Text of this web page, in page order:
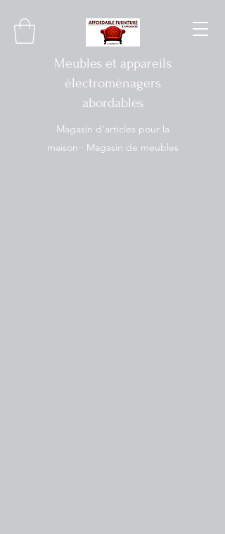
Meubles et appareils
électroménagers
abordables
Magasin d'articles pour la
maison · Magasin de meubles